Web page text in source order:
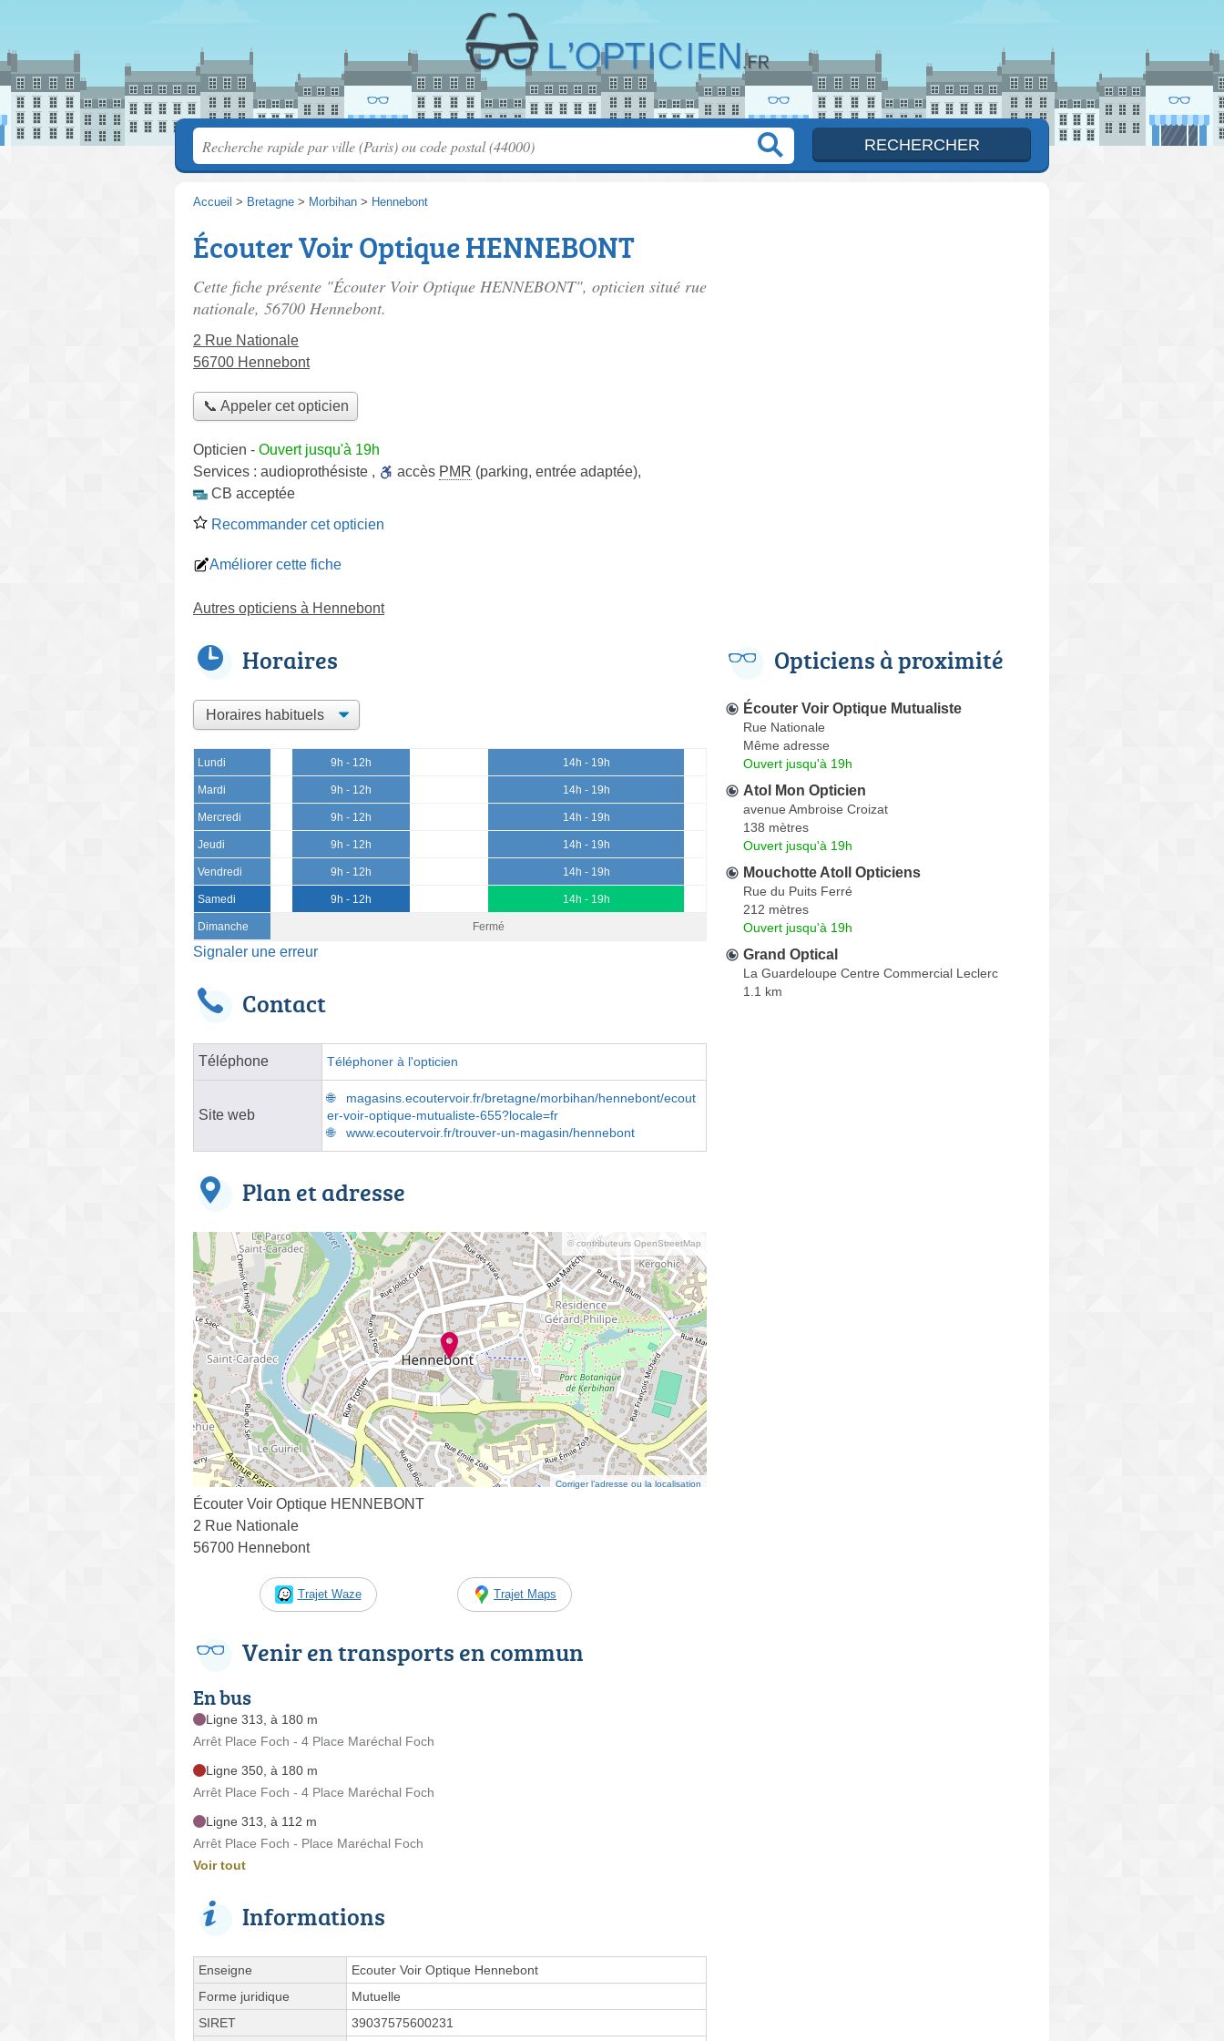
Accueil > Bretagne > Morbihan > Hennebont
Écouter Voir Optique HENNEBONT
Cette fiche présente "Écouter Voir Optique HENNEBONT", opticien situé rue
nationale, 56700 Hennebont.
2 Rue Nationale
56700 Hennebont
📞 Appeler cet opticien
Opticien - Ouvert jusqu'à 19h
Services : audioprothésiste , accès PMR (parking, entrée adaptée),
CB acceptée
Recommander cet opticien
Améliorer cette fiche
Autres opticiens à Hennebont
Horaires
Lundi 9h - 12h 14h - 19h
Mardi 9h - 12h 14h - 19h
Mercredi 9h - 12h 14h - 19h
Jeudi 9h - 12h 14h - 19h
Vendredi 9h - 12h 14h - 19h
Samedi 9h - 12h 14h - 19h
Dimanche Fermé
Signaler une erreur
Contact
Téléphone Téléphoner à l'opticien
Site web
magasins.ecoutervoir.fr/bretagne/morbihan/hennebont/ecout
er-voir-optique-mutualiste-655?locale=fr
www.ecoutervoir.fr/trouver-un-magasin/hennebont
Plan et adresse
© contributeurs OpenStreetMap
Corriger l’adresse ou la localisation
Écouter Voir Optique HENNEBONT
2 Rue Nationale
56700 Hennebont
Trajet Waze Trajet Maps
Venir en transports en commun
En bus
Ligne 313, à 180 m
Arrêt Place Foch - 4 Place Maréchal Foch
Ligne 350, à 180 m
Arrêt Place Foch - 4 Place Maréchal Foch
Ligne 313, à 112 m
Arrêt Place Foch - Place Maréchal Foch
Voir tout
Informations
Enseigne
Ecouter Voir Optique Hennebont
Forme juridique
Mutuelle
SIRET
39037575600231
Opticiens à proximité
Écouter Voir Optique Mutualiste
Rue Nationale
Même adresse
Ouvert jusqu'à 19h
Atol Mon Opticien
avenue Ambroise Croizat
138 mètres
Ouvert jusqu'à 19h
Mouchotte Atoll Opticiens
Rue du Puits Ferré
212 mètres
Ouvert jusqu'à 19h
Grand Optical
La Guardeloupe Centre Commercial Leclerc
1.1 km